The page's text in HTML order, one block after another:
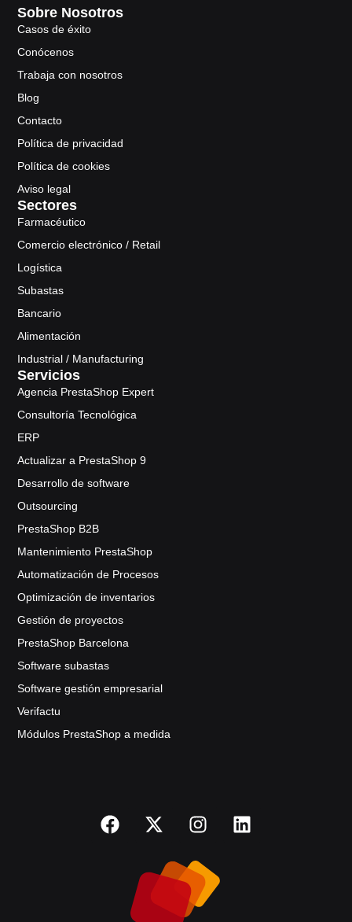
Sobre Nosotros
Casos de éxito
Conócenos
Trabaja con nosotros
Blog
Contacto
Política de privacidad
Política de cookies
Aviso legal
Sectores
Farmacéutico
Comercio electrónico / Retail
Logística
Subastas
Bancario
Alimentación
Industrial / Manufacturing
Servicios
Agencia PrestaShop Expert
Consultoría Tecnológica
ERP
Actualizar a PrestaShop 9
Desarrollo de software
Outsourcing
PrestaShop B2B
Mantenimiento PrestaShop
Automatización de Procesos
Optimización de inventarios
Gestión de proyectos
PrestaShop Barcelona
Software subastas
Software gestión empresarial
Verifactu
Módulos PrestaShop a medida